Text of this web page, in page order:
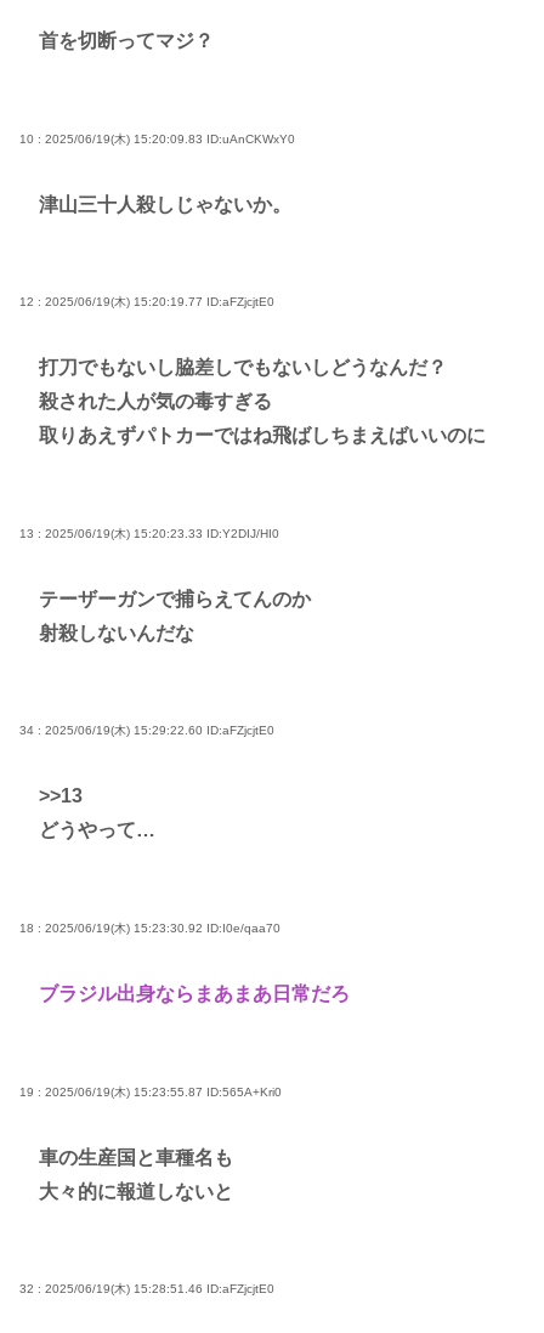
首を切断ってマジ？
10 : 2025/06/19(木) 15:20:09.83 ID:uAnCKWxY0
津山三十人殺しじゃないか。
12 : 2025/06/19(木) 15:20:19.77 ID:aFZjcjtE0
打刀でもないし脇差しでもないしどうなんだ？
殺された人が気の毒すぎる
取りあえずパトカーではね飛ばしちまえばいいのに
13 : 2025/06/19(木) 15:20:23.33 ID:Y2DIJ/HI0
テーザーガンで捕らえてんのか
射殺しないんだな
34 : 2025/06/19(木) 15:29:22.60 ID:aFZjcjtE0
>>13
どうやって…
18 : 2025/06/19(木) 15:23:30.92 ID:I0e/qaa70
ブラジル出身ならまあまあ日常だろ
19 : 2025/06/19(木) 15:23:55.87 ID:565A+Kri0
車の生産国と車種名も
大々的に報道しないと
32 : 2025/06/19(木) 15:28:51.46 ID:aFZjcjtE0